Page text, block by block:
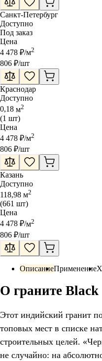
Санкт-Петербург
Доступно
Под заказ
Цена
4 478 ₽/м2
806 ₽/шт
Краснодар
Доступно
0,18 м2
(1 шт)
Цена
4 478 ₽/м2
806 ₽/шт
Казань
Доступно
118,98 м2
(661 шт)
Цена
4 478 ₽/м2
806 ₽/шт
ОписаниеПрименение
О граните
Этот индийский гранит
топовых мест в списке
строительных целей.
не случайно: на